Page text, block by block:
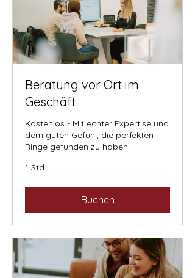
Beratung vor Ort im
Geschäft
Kostenlos - Mit echter Expertise und
dem guten Gefühl, die perfekten
Ringe gefunden zu haben.
1 Std.
Buchen